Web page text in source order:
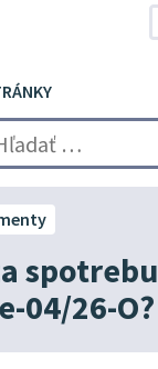
spotrebu
04/26-O?